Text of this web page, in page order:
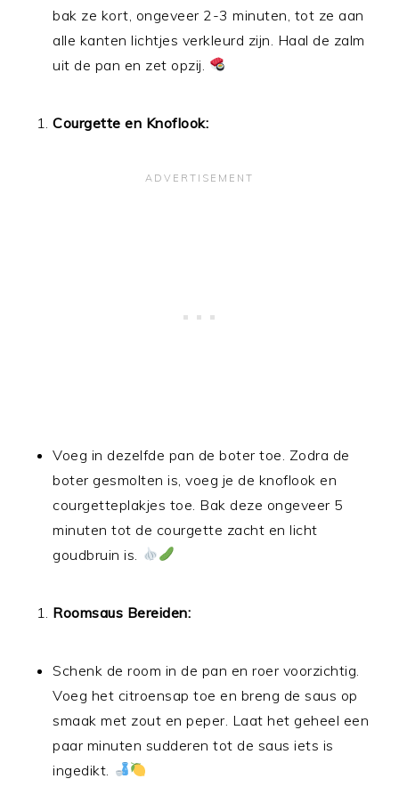
bak ze kort, ongeveer 2-3 minuten, tot ze aan
alle kanten lichtjes verkleurd zijn. Haal de zalm
uit de pan en zet opzij.
Courgette en Knoflook:
Voeg in dezelfde pan de boter toe. Zodra de
boter gesmolten is, voeg je de knoflook en
courgetteplakjes toe. Bak deze ongeveer 5
minuten tot de courgette zacht en licht
goudbruin is.
Roomsaus Bereiden:
Schenk de room in de pan en roer voorzichtig.
Voeg het citroensap toe en breng de saus op
smaak met zout en peper. Laat het geheel een
paar minuten sudderen tot de saus iets is
ingedikt.